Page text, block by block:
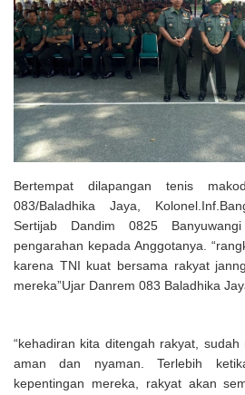
Uji Coba Program NADI JKN
Bertempat dilapangan tenis
083/Baladhika Jaya,
Sertijab Dandim 0825
pengarahan kepada Anggotanya.
karena TNI kuat bersama rakyat
mereka”Ujar Danrem 083 Baladhika
“kehadiran kita ditengah rakyat,
aman dan nyaman. Terlebih
kepentingan mereka, rakyat akan